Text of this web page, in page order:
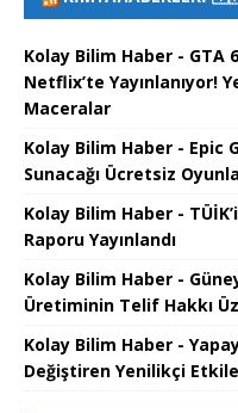
Kolay Bilim Haber - GTA
Netflix’te Yayınlanıyor!
Maceralar
Kolay Bilim Haber - Epic
Sunacağı Ücretsiz
Kolay Bilim Haber -
Raporu Yayınlandı
Kolay Bilim Haber -
Üretiminin Telif Hakkı
Kolay Bilim Haber -
Değiştiren Yenilikçi